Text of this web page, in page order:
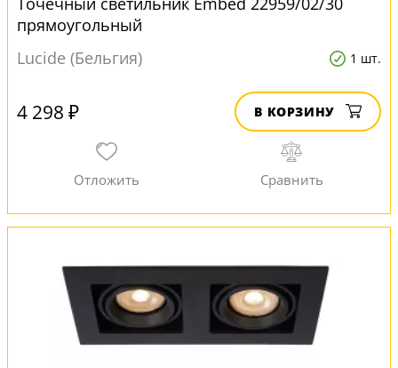
прямоугольный
Lucide (Бельгия)
1 шт.
4 298 ₽ В КОРЗИНУ